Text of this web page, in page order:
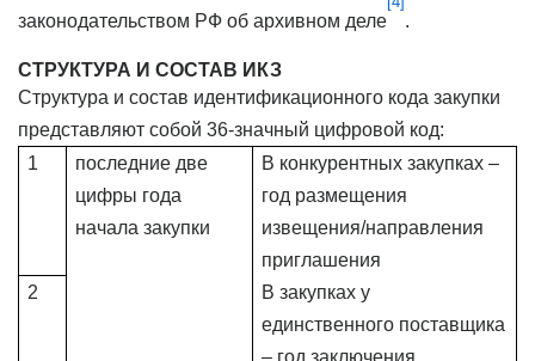
законодательством РФ об архивном деле .
СТРУКТУРА И СОСТАВ ИКЗ
Структура и состав идентификационного кода закупки
представляют собой 36-значный цифровой код:
1
последние две
цифры года
начала закупки
В конкурентных закупках –
год размещения
извещения/направления
приглашения
В закупках у
единственного поставщика
2